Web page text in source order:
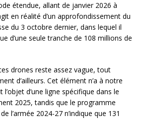
étendue, allant de janvier 2026 à
en réalité d’un approfondissement du
du 3 octobre dernier, dans lequel il
d’une seule tranche de 108 millions de
drones reste assez vague, tout
d’ailleurs. Cet élément n’a à notre
d’une ligne spécifique dans le
2025, tandis que le programme
l’armée 2024-27 n’indique que 131